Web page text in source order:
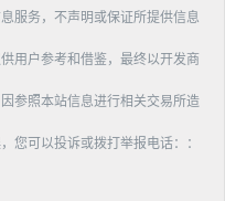
服务，不声明或保证所提供信息
用户参考和借鉴，最终以开发商
参照本站信息进行相关交易所造
您可以投诉或拨打举报电话：：